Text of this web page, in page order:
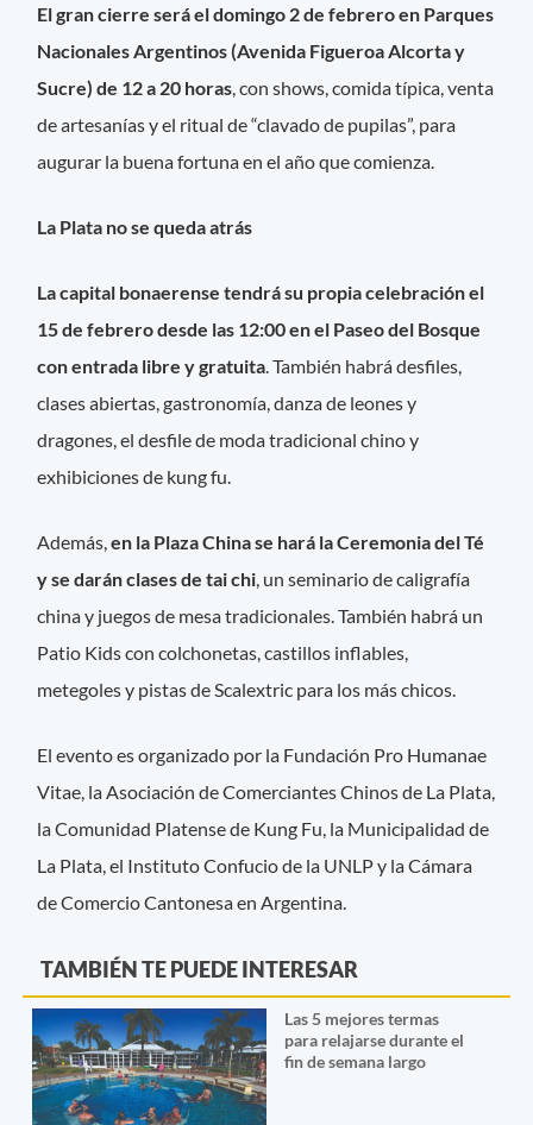
El gran cierre será el domingo 2 de febrero en Parques
Nacionales Argentinos (Avenida Figueroa Alcorta y
Sucre) de 12 a 20 horas , con shows, comida típica, venta
de artesanías y el ritual de “clavado de pupilas”, para
augurar la buena fortuna en el año que comienza.
La Plata no se queda atrás
La capital bonaerense tendrá su propia celebración el
15 de febrero desde las 12:00 en el Paseo del Bosque
con entrada libre y gratuita. También habrá desfiles,
clases abiertas, gastronomía, danza de leones y
dragones, el desfile de moda tradicional chino y
exhibiciones de kung fu.
Además,en la Plaza China se hará la Ceremonia del Té
y se darán clases de tai chi, un seminario de caligrafía
china y juegos de mesa tradicionales. También habrá un
Patio Kids con colchonetas, castillos inflables,
metegoles y pistas de Scalextric para los más chicos.
El evento es organizado por la Fundación Pro Humanae
Vitae, la Asociación de Comerciantes Chinos de La Plata,
la Comunidad Platense de Kung Fu, la Municipalidad de
La Plata, el Instituto Confucio de la UNLP y la Cámara
de Comercio Cantonesa en Argentina.
TAMBIÉN TE PUEDE INTERESAR
Las 5 mejores termas
para relajarse durante el
fin de semana largo